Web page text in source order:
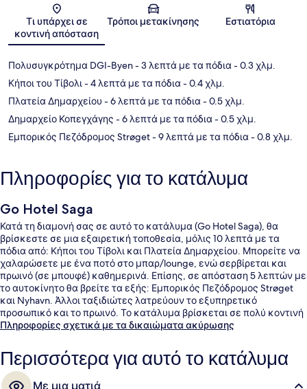
Χάρτης
Τι υπάρχει σε
κοντινή απόσταση
Τρόποι μετακίνησης Εστιατόρια
Πολυσυγκρότημα DGI-Byen- 3 λεπτά με τα πόδια- 0.3 χλμ.
Κήποι του Τίβολι- 4 λεπτά με τα πόδια- 0.4 χλμ.
Πλατεία Δημαρχείου - 6 λεπτά με τα πόδια- 0.5 χλμ.
Δημαρχείο Κοπεγχάγης - 6 λεπτά με τα πόδια- 0.5 χλμ.
Εμπορικός Πεζόδρομος Strøget- 9 λεπτά με τα πόδια- 0.8 χλμ.
Πληροφορίες για το κατάλυμα
Go Hotel Saga
Κατά τη διαμονή σας σε αυτό το κατάλυμα (Go Hotel Saga), θα
βρίσκεστε σε μια εξαιρετική τοποθεσία, μόλις 10 λεπτά με τα
πόδια από: Κήποι του Τίβολι και Πλατεία Δημαρχείου. Μπορείτε να
χαλαρώσετε με ένα ποτό στο μπαρ/lounge, ενώ σερβίρεται και
πρωινό (σε μπουφέ) καθημερινά. Επίσης, σε απόσταση 5 λεπτών με
το αυτοκίνητο θα βρείτε τα εξής: Εμπορικός Πεζόδρομος Strøget
και Nyhavn. Άλλοι ταξιδιώτες λατρεύουν το εξυπηρετικό
προσωπικό και το πρωινό. Το κατάλυμα βρίσκεται σε πολύ κοντινή
απόσταση με τα πόδια από τα μέσα μαζικής μεταφοράς: το σημείο
και το σημείο επιβίβασης Σταθμός Rådhuspladsen βρίσκεται σε
απόσταση 10 λεπτών.
Πληροφορίες σχετικά με τα δικαιώματα ακύρωσης
Περισσότερα για αυτό το κατάλυμα
Με μια ματιά